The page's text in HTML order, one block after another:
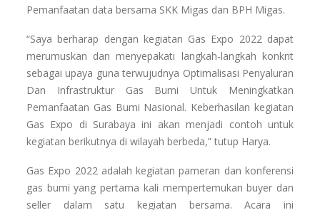
Pemanfaatan data bersama SKK Migas dan BPH Migas.
“Saya berharap dengan kegiatan Gas Expo 2022 dapat
merumuskan dan menyepakati langkah-langkah konkrit
sebagai upaya guna terwujudnya Optimalisasi Penyaluran
Dan Infrastruktur Gas Bumi Untuk Meningkatkan
Pemanfaatan Gas Bumi Nasional. Keberhasilan kegiatan
Gas Expo di Surabaya ini akan menjadi contoh untuk
kegiatan berikutnya di wilayah berbeda,” tutup Harya.
Gas Expo 2022 adalah kegiatan pameran dan konferensi
gas bumi yang pertama kali mempertemukan buyer dan
seller dalam satu kegiatan bersama. Acara ini